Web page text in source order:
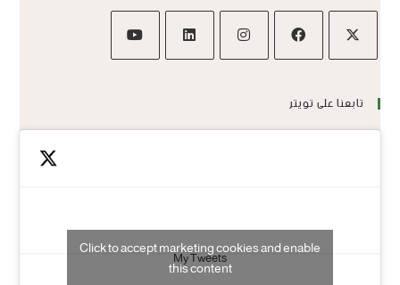
تابعنا على تويتر
My Tweets
Click to accept marketing cookies and enable
this content